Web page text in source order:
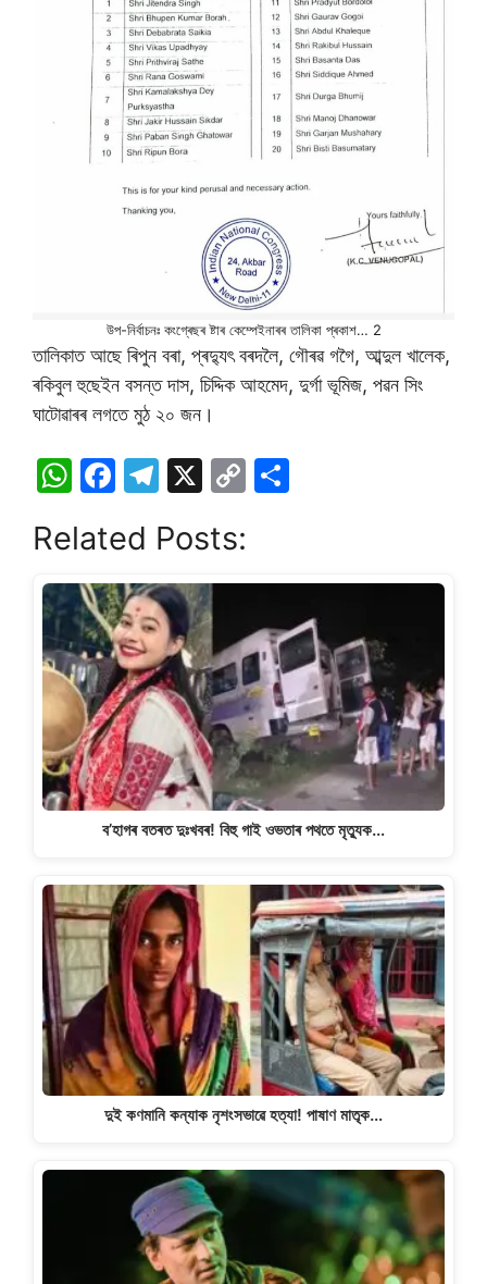
উপ-নিৰ্বাচনঃ কংগ্ৰেছৰ ষ্টাৰ কেম্পেইনাৰৰ তালিকা প্ৰকাশ… 2
তালিকাত আছে ৰিপুন বৰা, প্ৰদ্যুৎ বৰদলৈ, গৌৰৱ গগৈ, আব্দুল খালেক,
ৰকিবুল হুছেইন বসন্ত দাস, চিদ্দিক আহমেদ, দুৰ্গা ভূমিজ, পৱন সিং
ঘাটোৱাৰৰ লগতে মুঠ ২০ জন।
W
at
s
A
p
p
F
c
e
b
o
o
k
T
e
gr
a
m
X
C
y
n
k
e
Related Posts:
ব’হাগৰ বতৰত দুঃখবৰ! বিহু গাই ওভতাৰ পথতে মৃত্যুক…
দুই কণমানি কন্যাক নৃশংসভাৱে হত্যা! পাষাণ মাতৃক…